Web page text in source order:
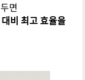
면
비 최고 효율을